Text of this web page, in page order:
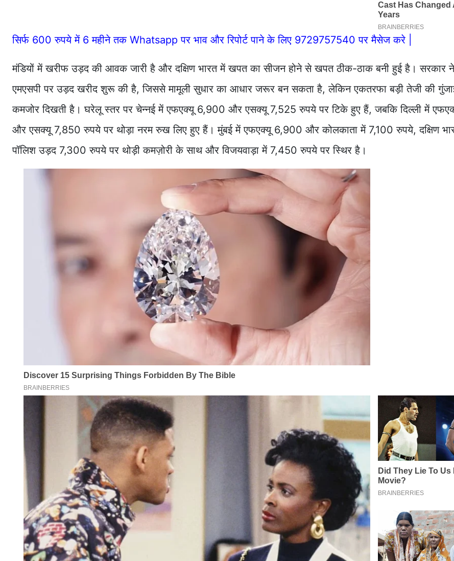
सिर्फ 600 रुपये में 6 महीने तक Whatsapp पर भाव और रिपोर्ट पाने के लिए 9729757540 पर मैसेज करे |
मंडियों में खरीफ उड़द की आवक जारी है और दक्षिण भारत में खपत का सीजन होने से खपत ठीक-ठाक बनी हुई है। सरकार
एमएसपी पर उड़द खरीद शुरू की है, जिससे मामूली सुधार का आधार जरूर बन सकता है, लेकिन एकतरफा बड़ी तेजी की
कमजोर दिखती है। घरेलू स्तर पर चेन्नई में एफएक्यू 6,900 और एसक्यू 7,525 रुपये पर टिके हुए हैं, जबकि दिल्ली में
और एसक्यू 7,850 रुपये पर थोड़ा नरम रुख लिए हुए हैं। मुंबई में एफएक्यू 6,900 और कोलकाता में 7,100 रुपये, दक्षिण
पॉलिश उड़द 7,300 रुपये पर थोड़ी कमज़ोरी के साथ और विजयवाड़ा में 7,450 रुपये पर स्थिर है।